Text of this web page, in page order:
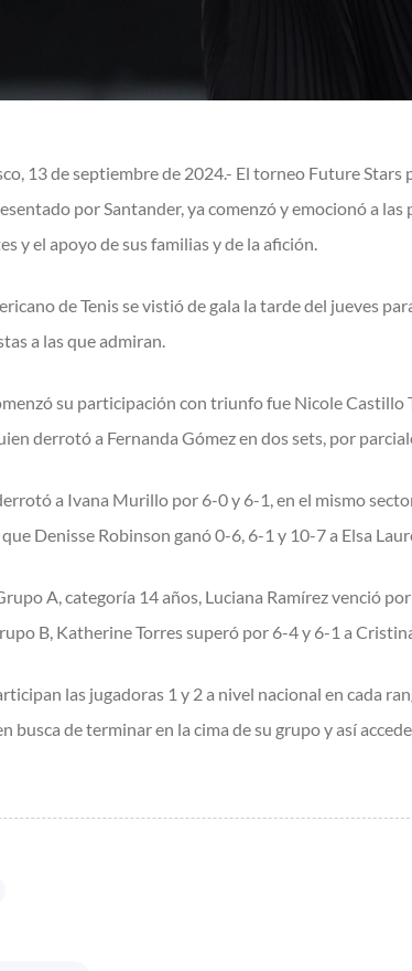
13 de septiembre de 2024.- El torneo Future
por Santander, ya comenzó y emocionó a
y el apoyo de sus familias y de la afición.
de Tenis se vistió de gala la tarde del jueves
a las que admiran.
su participación con triunfo fue Nicole Castillo
derrotó a Fernanda Gómez en dos sets, por
a Ivana Murillo por 6-0 y 6-1, en el mismo
Denisse Robinson ganó 0-6, 6-1 y 10-7 a Elsa
A, categoría 14 años, Luciana Ramírez venció
B, Katherine Torres superó por 6-4 y 6-1 a
las jugadoras 1 y 2 a nivel nacional en cada
busca de terminar en la cima de su grupo y así